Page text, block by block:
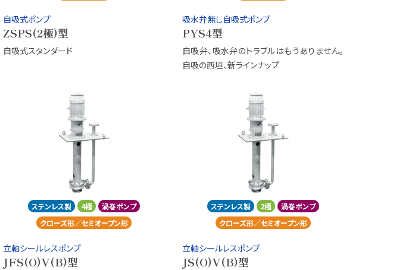
自吸式ポンプ
ZSPS(2極)型
自吸式スタンダード
吸水弁無し自吸式ポンプ
PYS4型
自吸弁、吸水弁のトラブルはもうありません。
自吸の西垣、新ラインナップ
ステンレス製 4極
渦巻ポンプ
クローズ形／セミオープン形
立軸シールレスポンプ
JFS(O)V(B)型
ステンレス製 2極
渦巻ポンプ
クローズ形／セミオープン形
立軸シールレスポンプ
JS(O)V(B)型